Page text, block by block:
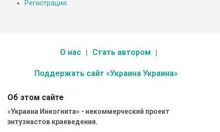
Регистрация
О нас Стать автором
Поддержать сайт «Украина Украина»
Об этом сайте
«Украина Инкогнита» - некоммерческий проект
энтузиастов краеведения.